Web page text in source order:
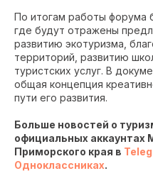
По итогам работы форума
где будут отражены
развитию экотуризма,
территорий, развитию
туристских услуг. В
общая концепция
пути его развития.
Больше новостей о
официальных аккаунтах
Приморского края в
Одноклассниках.